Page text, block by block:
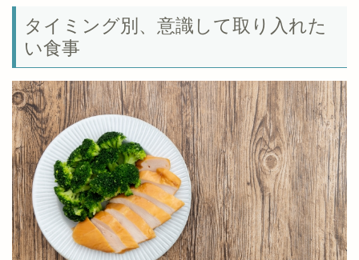
タイミング別、意識して取り入れた
い食事